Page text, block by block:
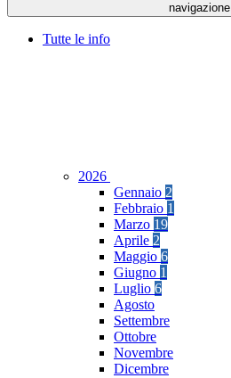
navigazione
Tutte le info
2026
Gennaio 2
Febbraio 1
Marzo 19
Aprile 2
Maggio 6
Giugno 1
Luglio 6
Agosto
Settembre
Ottobre
Novembre
Dicembre